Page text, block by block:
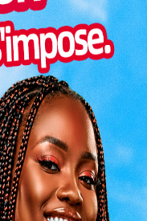
entre leurs ministères
Ce qui permettra un